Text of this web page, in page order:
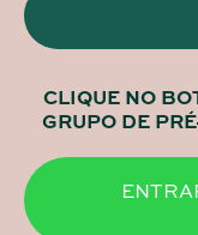
CLIQUE NO
GRUPO DE